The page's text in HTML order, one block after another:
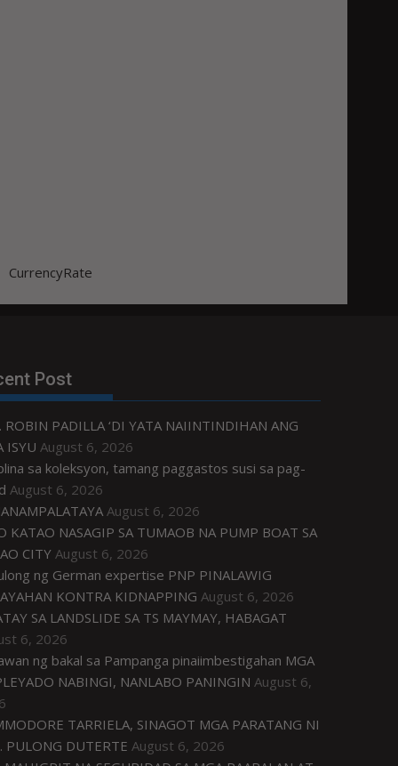
CurrencyRate
Post
ROBIN PADILLA ‘DI YATA NAIINTINDIHAN ANG
ISYU August 6, 2026
sa koleksyon, tamang paggastos susi sa pag-
August 6, 2026
August 6, 2026
KATAO NASAGIP SA TUMAOB NA PUMP BOAT SA
CITY August 6, 2026
ng German expertise PNP PINALAWIG
KONTRA KIDNAPPING August 6, 2026
SA LANDSLIDE SA TS MAYMAY, HABAGAT
6, 2026
ng bakal sa Pampanga pinaiimbestigahan MGA
NABINGI, NANLABO PANINGIN August 6,
TARRIELA, SINAGOT MGA PARATANG NI
PULONG DUTERTE August 6, 2026